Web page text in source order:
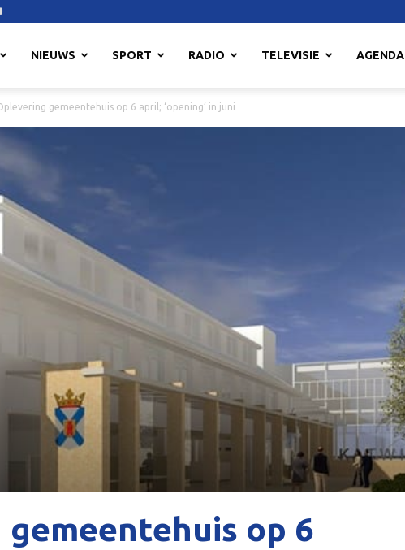
NIEUWS SPORT RADIO TELEVISIE AGENDA
gemeentehuis op 6 april; ‘opening’ in juni
op 6